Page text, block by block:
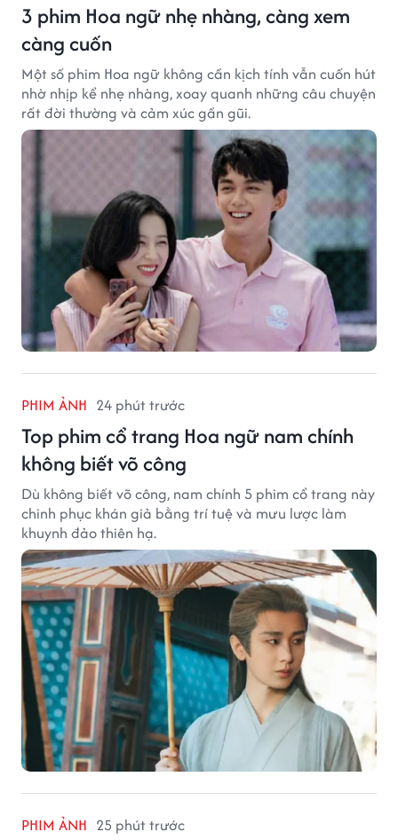
3 phim Hoa ngữ nhẹ nhàng, càng xem
càng cuốn
Một số phim Hoa ngữ không cần kịch tính vẫn cuốn hút
nhờ nhịp kể nhẹ nhàng, xoay quanh những câu chuyện
rất đời thường và cảm xúc gần gũi.
PHIM ẢNH 24 phút trước
Top phim cổ trang Hoa ngữ nam chính
không biết võ công
Dù không biết võ công, nam chính 5 phim cổ trang này
chinh phục khán giả bằng trí tuệ và mưu lược làm
khuynh đảo thiên hạ.
PHIM ẢNH 25 phút trước